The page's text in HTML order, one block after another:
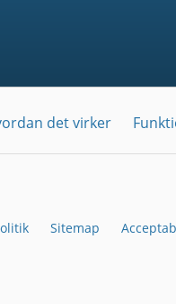
det virker
Sitemap